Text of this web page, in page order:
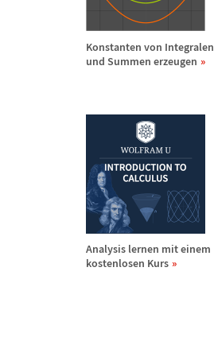
Konstanten von Integralen
und Summen erzeugen
Analysis lernen mit einem
kostenlosen Kurs